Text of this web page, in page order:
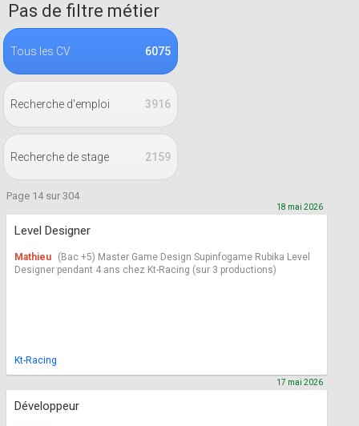
Pas de filtre métier
6075
Tous les CV
3916
Recherche d'emploi
2159
Recherche de stage
Page 14 sur 304
Level Designer
18 mai 2026
Mathieu
(Bac +5) Master Game Design Supinfogame Rubika Level
Designer pendant 4 ans chez Kt-Racing (sur 3 productions)
Kt-Racing
Développeur
17 mai 2026